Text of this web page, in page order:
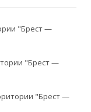
"Брест —
"Брест —
"Брест —